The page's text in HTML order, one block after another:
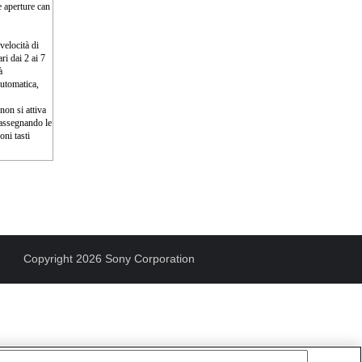
can
di
dai 2 ai 7
si attiva
le
tasti
Copyright 2026 Sony Corporation